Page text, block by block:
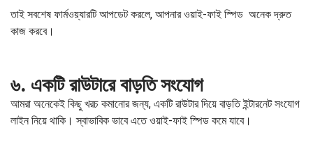
তাই সবশেষ ফার্মওয়্যারটি আপডেট করলে, আপনার ওয়াই-ফাই স্পিড অনেক দ্রুত
কাজ করবে।
৬. একটি রাউটারে বাড়তি সংযোগ
আমরা অনেকেই কিছু খরচ কমানোর জন্য, একটি রাউটার দিয়ে বাড়তি ইন্টারনেট সংযোগ
লাইন নিয়ে থাকি। স্বাভাবিক ভাবে এতে ওয়াই-ফাই স্পিড কমে যাবে।